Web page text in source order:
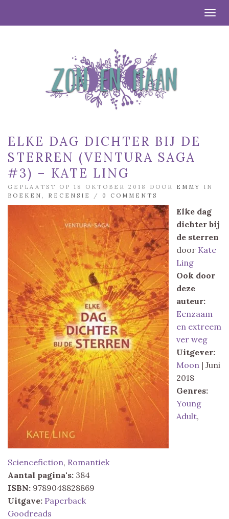
ELKE DAG DICHTER BIJ DE
STERREN (VENTURA SAGA
#3) – KATE LING
GEPLAATST OP 18 OKTOBER 2018 DOOR EMMY
IN
BOEKEN
RECENSIE / 0 COMMENTS
Elke dag
dichter bij
de sterren
door Kate
Ling
Ook door
deze
auteur:
Eenzaam
en extreem
ver weg
Uitgever:
Moon | Juni
2018
Genres:
Young
Adult,
Sciencefiction, Romantiek
Aantal pagina's: 384
ISBN: 9789048828869
Uitgave: Paperback
Goodreads